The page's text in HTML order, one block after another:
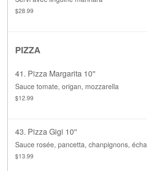
$28.99
PIZZA
41. Pizza Margarita 10''
Sauce tomate, origan, mozzarella
$12.99
43. Pizza Gigi 10''
Sauce rosée, pancetta, chanpignons,
$13.99